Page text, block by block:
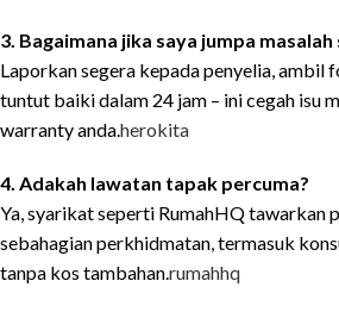
3. Bagaimana jika saya jumpa
Laporkan segera kepada penyelia, ambil
tuntut baiki dalam 24 jam – ini cegah isu
warranty anda.herokita
4. Adakah lawatan tapak percuma?
Ya, syarikat seperti RumahHQ tawarkan
sebahagian perkhidmatan, termasuk
tanpa kos tambahan.rumahhq